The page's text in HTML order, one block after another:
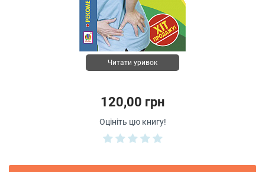
Читати уривок
120,00 грн
Оцініть цю книгу!